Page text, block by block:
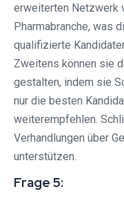
erweiterten Netzwerk
Pharmabranche, was
qualifizierte
Zweitens können sie
gestalten, indem sie
nur die besten
weiterempfehlen.
Verhandlungen über
unterstützen.
Frage 5: